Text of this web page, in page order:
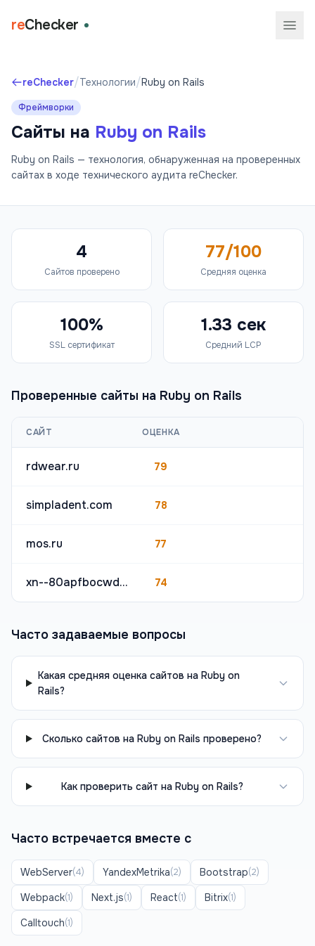
reChecker
reChecker/Технологии/Ruby on Rails
Фреймворки
Сайты на Ruby on Rails
Ruby on Rails — технология, обнаруженная на проверенных
сайтах в ходе технического аудита reChecker.
4
Сайтов проверено
77/100
Средняя оценка
100%
SSL сертификат
1.33 сек
Средний LCP
Проверенные сайты на Ruby on Rails
САЙТ ОЦЕНКА
rdwear.ru 79
simpladent.com 78
mos.ru 77
xn--80apfbocwd2h.xn--p1ai 74
Часто задаваемые вопросы
Какая средняя оценка сайтов на Ruby on
Rails?
Сколько сайтов на Ruby on Rails проверено?
Как проверить сайт на Ruby on Rails?
Часто встречается вместе с
WebServer(4) YandexMetrika(2) Bootstrap(2)
Webpack(1) Next.js(1) React(1) Bitrix(1)
Calltouch(1)